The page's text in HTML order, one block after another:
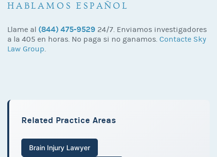
HABLAMOS ESPAÑOL
Llame al (844) 475-9529 24/7. Enviamos investigadores
a la 405 en horas. No paga si no ganamos. Contacte Sky
Law Group.
Related Practice Areas
Brain Injury Lawyer